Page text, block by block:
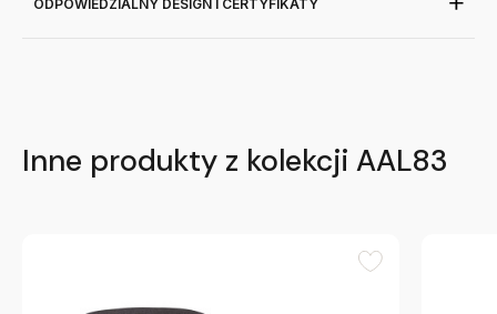
ODPOWIEDZIALNY DESIGN I CERTYFIKATY
Inne produkty z kolekcji AAL83